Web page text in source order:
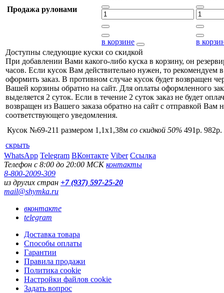
Продажа рулонами
в корзине
в
Доступны следующие куски со скидкой
При добавлении Вами какого-либо куска в корзину, он
часов. Если кусок Вам действительно нужен, то рекомендуем
оформить заказ. В противном случае кусок будет возвращен
Вашей корзины обратно на сайт. Для оплаты оформленного
выделяется 2 суток. Если в течение 2 суток заказ не будет
возвращен из Вашего заказа обратно на сайт с отправкой Вам
соответствующего уведомления.
Кусок №69-211 размером 1,1x1,38м со скидкой 50% 491р. 982р.
скрыть
WhatsApp Telegram ВКонтакте Viber Ссылка
Телефон с 8:00 до 20:00 МСКконтакты
8-800-2009-309
из других стран +7 (937) 597-25-20
mail@shymka.ru
вконтакте
telegram
Доставка товара
Способы оплаты
Гарантии
Правила продажи
Политика cookie
Настройки файлов cookie
Задать вопрос